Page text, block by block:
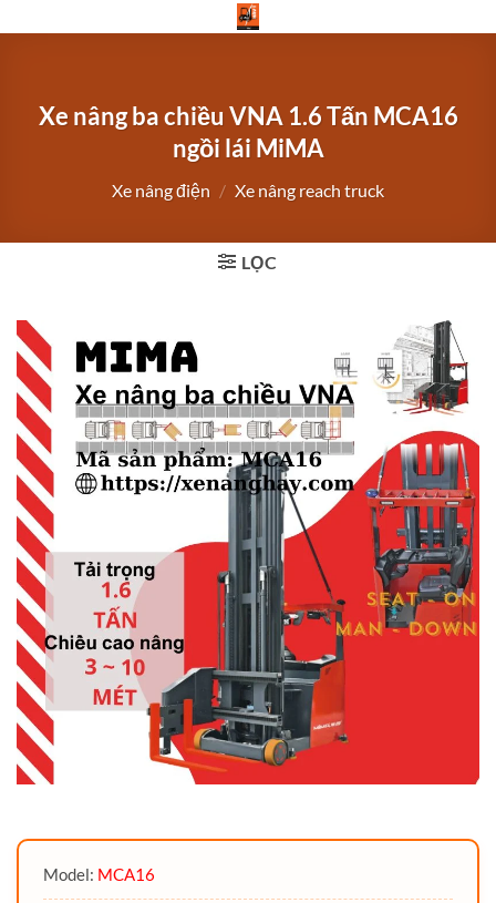
qua
Xe nâng ba chiều VNA 1.6 Tấn MCA16
ngồi lái MiMA
Xe nâng điện / Xe nâng reach truck
LỌC
Model: MCA16